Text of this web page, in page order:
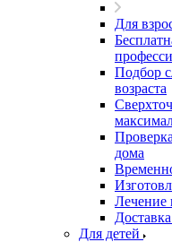
Для
Подбор
возраста
дома
Лечение
Для детей